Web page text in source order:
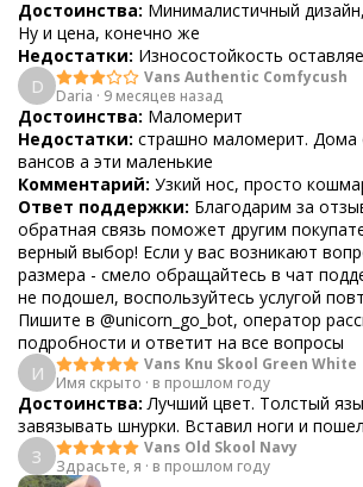
Достоинства: Минималистичный
Ну и цена, конечно же
Недостатки: Износостойкость
D
Vans Authentic Comfycush
Daria · 9 месяцев назад
Достоинства: Маломерит
Недостатки: страшно маломерит. Дома
вансов а эти маленькие
Комментарий: Узкий нос, просто
Ответ поддержки: Благодарим за
обратная связь поможет другим
верный выбор! Если у вас возникают
размера - смело обращайтесь в чат
не подошел, воспользуйтесь услугой
Пишите в @unicorn_go_bot, оператор
подробности и ответит на все вопросы
И
Vans Knu Skool Green White
Имя скрыто · в прошлом году
Достоинства: Лучший цвет. Толстый
завязывать шнурки. Вставил ноги и
З
Vans Old Skool Navy
Здрасьте, я · в прошлом году